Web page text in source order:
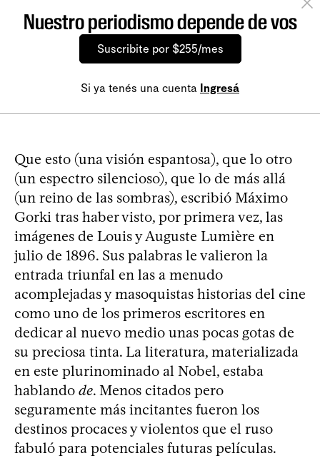
Nuestro periodismo depende de vos
Suscribite por $255/mes
Si ya tenés una cuenta Ingresá
Que esto (una visión espantosa), que lo otro
(un espectro silencioso), que lo de más allá
(un reino de las sombras), escribió Máximo
Gorki tras haber visto, por primera vez, las
imágenes de Louis y Auguste Lumière en
julio de 1896. Sus palabras le valieron la
entrada triunfal en las a menudo
acomplejadas y masoquistas historias del cine
como uno de los primeros escritores en
dedicar al nuevo medio unas pocas gotas de
su preciosa tinta. La literatura, materializada
en este plurinominado al Nobel, estaba
hablando de. Menos citados pero
seguramente más incitantes fueron los
destinos procaces y violentos que el ruso
fabuló para potenciales futuras películas.